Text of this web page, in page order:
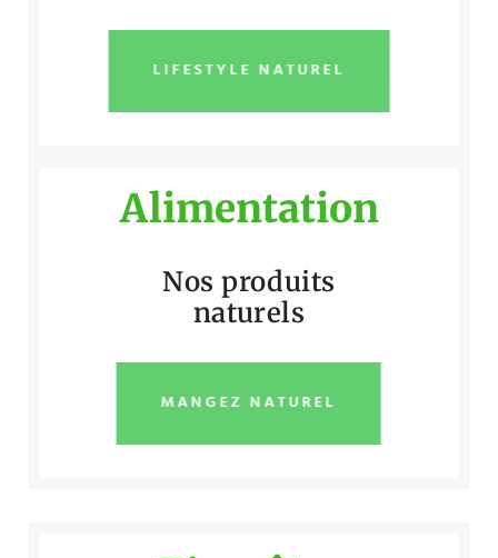
LIFESTYLE NATUREL
Alimentation
Nos produits
naturels
MANGEZ NATUREL